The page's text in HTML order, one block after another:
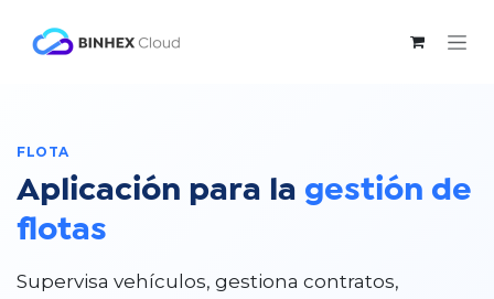
FLOTA
Aplicación para la gestión de
flotas
Supervisa vehículos, gestiona contratos,